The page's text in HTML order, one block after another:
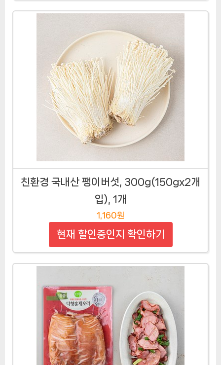
친환경 국내산 팽이버섯, 300g(150gx2개
입), 1개
1,160원
현재 할인중인지 확인하기